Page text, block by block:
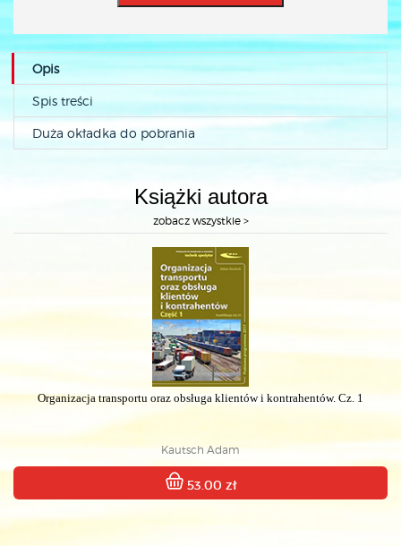
Opis
Spis treści
Duża okładka do pobrania
Książki autora
zobacz wszystkie >
Organizacja transportu oraz obsługa klientów i kontrahentów. Cz. 1
Kautsch Adam
53.00 zł